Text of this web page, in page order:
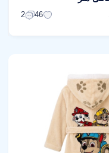
46
2